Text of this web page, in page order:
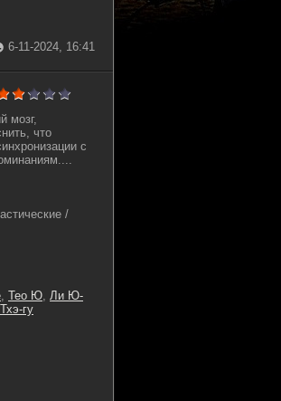
6-11-2024, 16:41
мозг,
что
с
/
, Тео Ю, Ли Ю-
гу